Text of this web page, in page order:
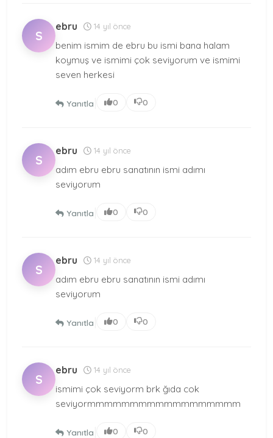
S
ebru 14 yıl önce
benim ismim de ebru bu ismi bana halam
koymuş ve ismimi çok seviyorum ve ismimi
seven herkesi
Yanıtla 0 0
S
ebru 14 yıl önce
adım ebru ebru sanatının ismi adımı
seviyorum
Yanıtla 0 0
S
ebru 14 yıl önce
adım ebru ebru sanatının ismi adımı
seviyorum
Yanıtla 0 0
S
ebru 14 yıl önce
ismimi çok seviyorm brk ğıda cok
seviyormmmmmmmmmmmmmmmmmm
Yanıtla 0 0